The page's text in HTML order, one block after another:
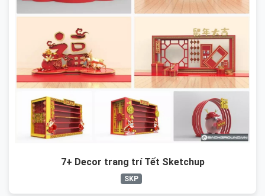
7+ Decor trang trí Tết Sketchup
SKP